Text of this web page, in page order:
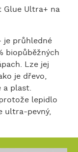
Glue Ultra+ na
je průhledné
biopůběžných
Lze jej
je dřevo,
a plast.
lepidlo
ultra-pevný,